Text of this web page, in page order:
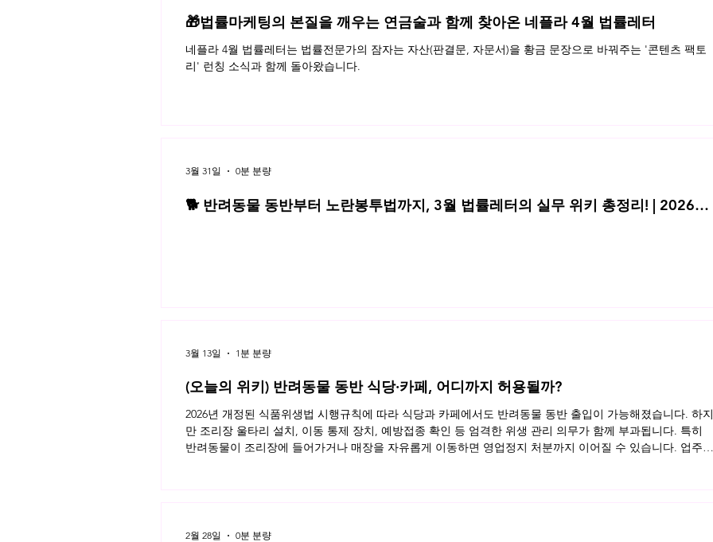
🎁법률마케팅의 본질을 깨우는 연금술과 함께 찾아온 네플라 4월 법률레터
네플라 4월 법률레터는 법률전문가의 잠자는 자산(판결문, 자문서)을 황금 문장으로 바꿔주는 '콘텐츠 팩토
리' 런칭 소식과 함께 돌아왔습니다.
🐕 반려동물 동반부터 노란봉투법까지, 3월 법률레터의 실무 위키 총정리! | 2026년
3월 31일 0분 분량
(오늘의 위키) 반려동물 동반 식당·카페, 어디까지 허용될까?
2026년 개정된 식품위생법 시행규칙에 따라 식당과 카페에서도 반려동물 동반 출입이 가능해졌습니다. 하지
만 조리장 울타리 설치, 이동 통제 장치, 예방접종 확인 등 엄격한 위생 관리 의무가 함께 부과됩니다. 특히
반려동물이 조리장에 들어가거나 매장을 자유롭게 이동하면 영업정지 처분까지 이어질 수 있습니다. 업주와
3월 13일 1분 분량
2월 28일 0분 분량